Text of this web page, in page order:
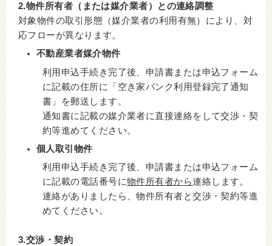
2.物件所有者（または媒介業者）との連絡調整
対象物件の取引形態（媒介業者の利用有無）により、対
応フローが異なります。
不動産業者媒介物件
利用申込手続き完了後、申請書または申込フォーム
に記載の住所に「空き家バンク利用登録完了通知
書」を郵送します。
通知書に記載の媒介業者に直接連絡をして交渉・契
約等進めてください。
個人取引物件
利用申込手続き完了後、申請書または申込フォーム
に記載の電話番号に物件所有者から連絡します。
連絡がありましたら、物件所有者と交渉・契約等進
めてください。
3.交渉・契約